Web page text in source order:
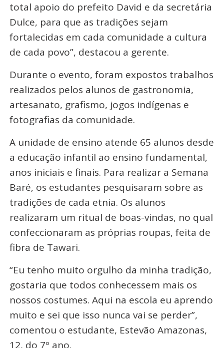
total apoio do prefeito David e da secretária
Dulce, para que as tradições sejam
fortalecidas em cada comunidade a cultura
de cada povo”, destacou a gerente.
Durante o evento, foram expostos trabalhos
realizados pelos alunos de gastronomia,
artesanato, grafismo, jogos indígenas e
fotografias da comunidade.
A unidade de ensino atende 65 alunos desde
a educação infantil ao ensino fundamental,
anos iniciais e finais. Para realizar a Semana
Baré, os estudantes pesquisaram sobre as
tradições de cada etnia. Os alunos
realizaram um ritual de boas-vindas, no qual
confeccionaram as próprias roupas, feita de
fibra de Tawari.
“Eu tenho muito orgulho da minha tradição,
gostaria que todos conhecessem mais os
nossos costumes. Aqui na escola eu aprendo
muito e sei que isso nunca vai se perder”,
comentou o estudante, Estevão Amazonas,
12, do 7º ano.